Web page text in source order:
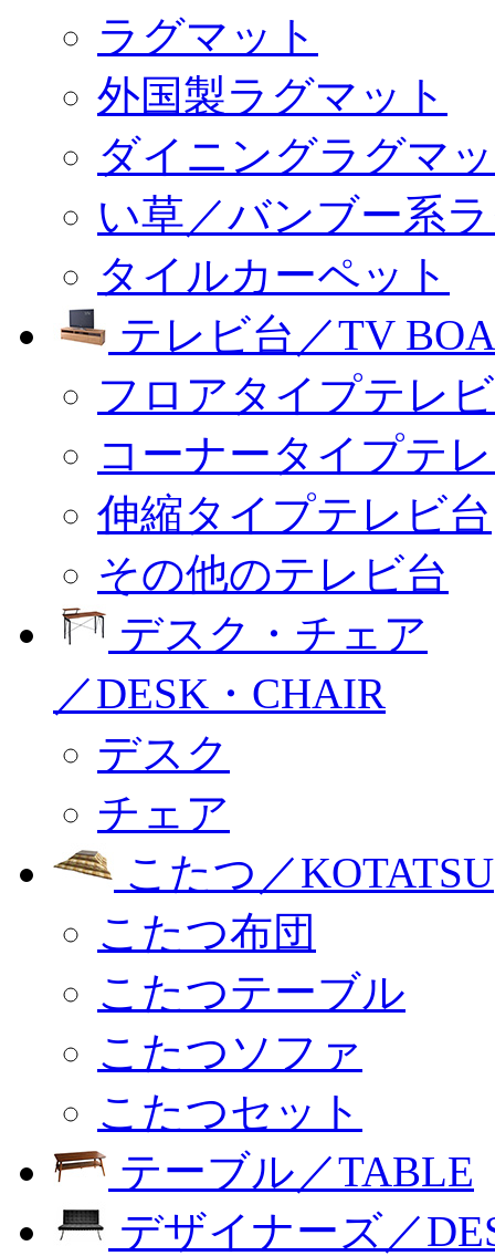
ラグマット
外国製ラグマット
ダイニングラグマ
い草／バンブー系
タイルカーペット
テレビ台／TV
フロアタイプテレ
コーナータイプテ
伸縮タイプテレビ台
その他のテレビ台
デスク・チェア
／DESK・CHAIR
デスク
チェア
こたつ／KOTATSU
こたつ布団
こたつテーブル
こたつソファ
こたつセット
テーブル／TABLE
デザイナーズ／